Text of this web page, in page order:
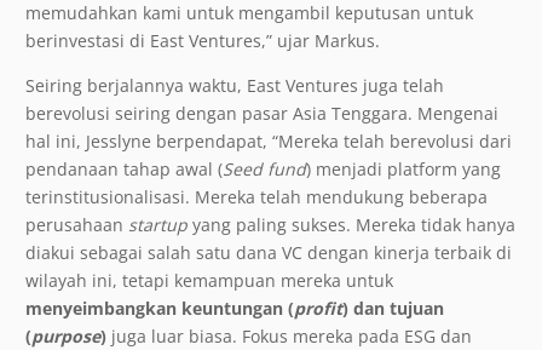
memudahkan kami untuk mengambil keputusan untuk
berinvestasi di East Ventures,” ujar Markus.
Seiring berjalannya waktu, East Ventures juga telah
berevolusi seiring dengan pasar Asia Tenggara. Mengenai
hal ini, Jesslyne berpendapat, “Mereka telah berevolusi dari
pendanaan tahap awal (Seed fund) menjadi platform yang
terinstitusionalisasi. Mereka telah mendukung beberapa
perusahaan startup yang paling sukses. Mereka tidak hanya
diakui sebagai salah satu dana VC dengan kinerja terbaik di
wilayah ini, tetapi kemampuan mereka untuk
menyeimbangkan keuntungan (profit) dan tujuan
(purpose) juga luar biasa. Fokus mereka pada ESG dan